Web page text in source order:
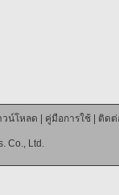
วน์โหลด คู่มือการใช้| ติดต่
Co., Ltd.